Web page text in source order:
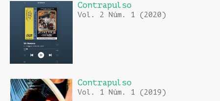
Contrapulso
Vol. 2 Núm. 1 (2020)
Contrapulso
Vol. 1 Núm. 1 (2019)